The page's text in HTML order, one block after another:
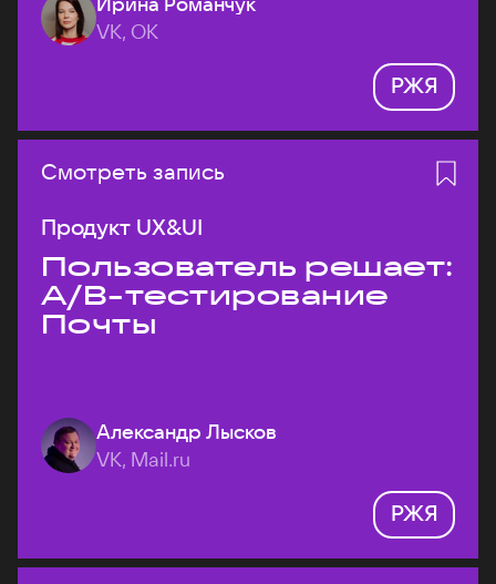
VK, ОК
РЖЯ
Смотреть запись
Продукт UX&UI
Пользователь решает:
A/B-тестирование
Почты
Александр Лысков
VK, Mail.ru
РЖЯ